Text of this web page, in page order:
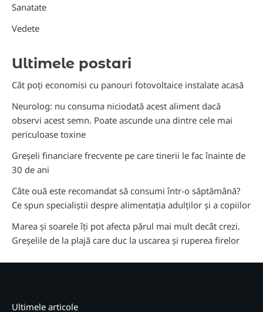
Sanatate
Vedete
Ultimele postari
Cât poți economisi cu panouri fotovoltaice instalate acasă
Neurolog: nu consuma niciodată acest aliment dacă
observi acest semn. Poate ascunde una dintre cele mai
periculoase toxine
Greșeli financiare frecvente pe care tinerii le fac înainte de
30 de ani
Câte ouă este recomandat să consumi într-o săptămână?
Ce spun specialiștii despre alimentația adulților și a copiilor
Marea și soarele îți pot afecta părul mai mult decât crezi.
Greșelile de la plajă care duc la uscarea și ruperea firelor
Ultimele articole